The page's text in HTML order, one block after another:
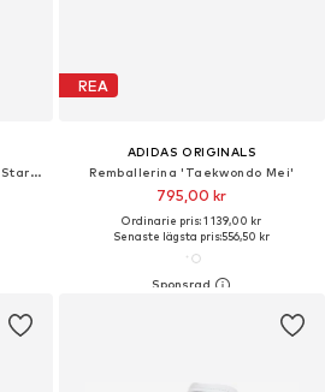
Hög sneaker 'Chuck Taylor All Star Malden Street'
REA
ADIDAS ORIGINALS
Remballerina 'Taekwondo Mei'
795,00 kr
Ordinarie pris: 1 139,00 kr
Senaste lägsta pris:556,50 kr